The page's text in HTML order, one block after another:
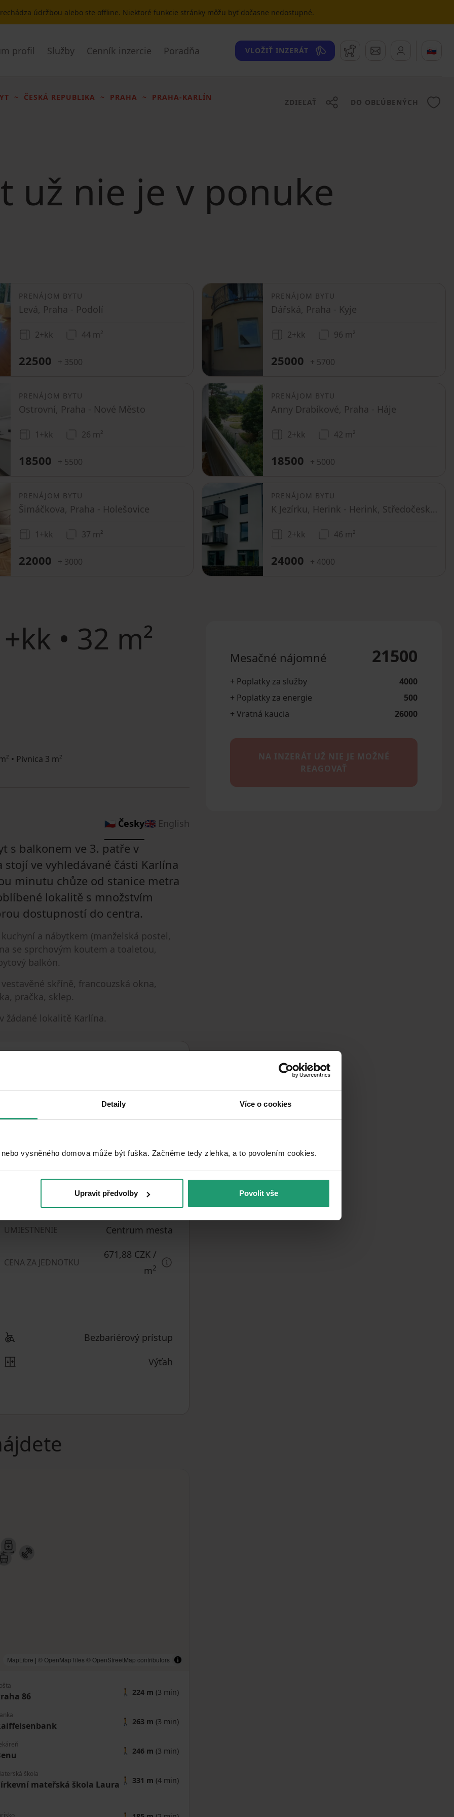
Detaily Více o cookies
vysněného domova může být fuška. Začněme tedy zlehka, a to povolením cookies.​
Upravit předvolby Povolit vše
údržbou alebo ste offline. Niektoré funkcie stránky môžu byť dočasne nedostupné.
profil Služby Cenník inzercie Poradňa VLOŽIŤ INZERÁT Strážny pesSprávy 🇸🇰
ČESKÁ REPUBLIKA PRAHA
PRAHA-KARLÍN
ZDIEĽAŤ DO OBĽÚBENÝCH
už nie je v ponuke
PRENÁJOM BYTU
Levá, Praha - Podolí
2+kk 44 m²
22500 + 3500
PRENÁJOM BYTU
Dářská, Praha - Kyje
2+kk 96 m²
25000 + 5700
PRENÁJOM BYTU
Ostrovní, Praha - Nové Město
1+kk 26 m²
18500 + 5500
PRENÁJOM BYTU
Anny Drabíkové, Praha - Háje
2+kk 42 m²
18500 + 5000
PRENÁJOM BYTU
Šimáčkova, Praha - Holešovice
1+kk 37 m²
22000 + 3000
PRENÁJOM BYTU
K Jezírku, Herink - Herink, Středočeský kraj
2+kk 46 m²
24000 + 4000
• 32 m²
• Pivnica 3 m²
🇨🇿 Česky🇬🇧 English
s balkonem ve 3. patře v
ve vyhledávané části Karlína
minutu chůze od stanice metra
lokalitě s množstvím
dostupností do centra.
a nábytkem (manželská postel,
se sprchovým koutem a toaletou,
balkón.
skříně, francouzská okna,
pračka, sklep.
žádané lokalitě Karlína.
KONŠTRUKCIA
VYBAVENÉ Vybavené
PREVEDENIE Luxusné
ČÍSLO INZERÁTU 834891
UMIESTNENIE Centrum mesta
CENA ZA JEDNOTKU
671,88 CZK/
m2
Bezbariérový prístup
Výťah
MapLibre | © OpenMapTiles © OpenStreetMap contributors
86 🚶 224 m (3 min)
🚶 263 m (3 min)
🚶 246 m (3 min)
škola
mateřská škola Laura 🚶 331 m (4 min)
Mesačné nájomné 21500
+ Poplatky za služby
4000
+ Poplatky za energie
500
+ Vratná kaucia
26000
NA INZERÁT UŽ NIE JE MOŽNÉ
REAGOVAŤ